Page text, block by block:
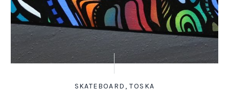
SKATEBOARD ,TOSKA